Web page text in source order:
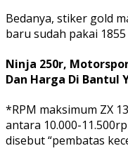
Bedanya, stiker gold
baru sudah pakai 1855
Ninja 250r,
Dan Harga Di Bantul
*RPM maksimum ZX
antara 10.000-
disebut “pembatas